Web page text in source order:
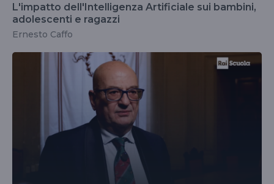
L'impatto dell'Intelligenza Artificiale sui bambini,
adolescenti e ragazzi
Ernesto Caffo